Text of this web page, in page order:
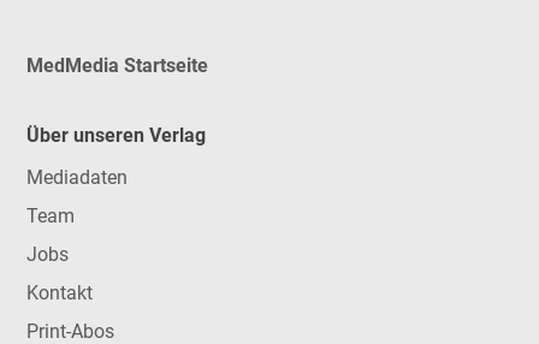
MedMedia Startseite
Über unseren Verlag
Mediadaten
Team
Jobs
Kontakt
Print-Abos